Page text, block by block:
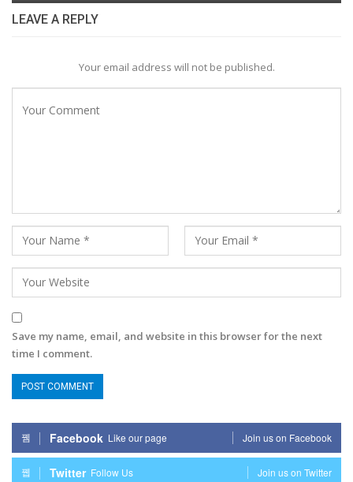
LEAVE A REPLY
Your email address will not be published.
Save my name, email, and website in this browser for the next
time I comment.
Facebook Like our page Join us on Facebook
Twitter Follow Us Join us on Twitter